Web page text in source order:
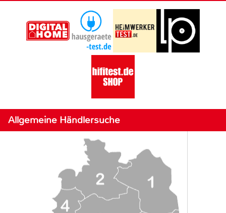
Allgemeine Händlersuche